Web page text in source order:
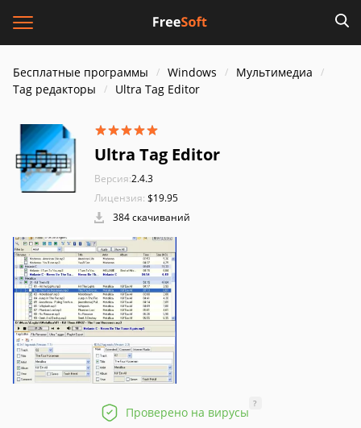
Бесплатные программы Windows
Мультимедиа
Tag редакторы
Ultra Tag Editor
Ultra Tag Editor
Версия:2.4.3
Лицензия: $19.95
384 скачиваний
Проверено на вирусы
?